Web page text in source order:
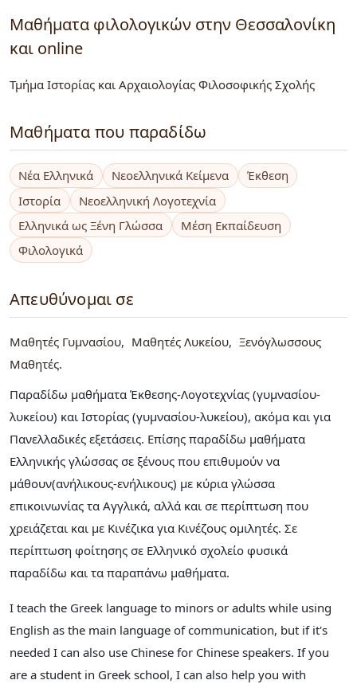
Μαθήματα φιλολογικών στην Θεσσαλονίκη
και online
Τμήμα Ιστορίας και Αρχαιολογίας Φιλοσοφικής Σχολής
Μαθήματα που παραδίδω
Νέα Ελληνικά Νεοελληνικά Κείμενα
Έκθεση
Ιστορία
Νεοελληνική Λογοτεχνία
Ελληνικά ως Ξένη Γλώσσα
Μέση Εκπαίδευση
Φιλολογικά
Απευθύνομαι σε
Μαθητές Γυμνασίου Μαθητές Λυκείου
Ξενόγλωσσους
Μαθητές
Παραδίδω μαθήματα Έκθεσης-Λογοτεχνίας (γυμνασίου-
λυκείου) και Ιστορίας (γυμνασίου-λυκείου), ακόμα και για
Πανελλαδικές εξετάσεις. Επίσης παραδίδω μαθήματα
Ελληνικής γλώσσας σε ξένους που επιθυμούν να
μάθουν(ανήλικους-ενήλικους) με κύρια γλώσσα
επικοινωνίας τα Αγγλικά, αλλά και σε περίπτωση που
χρειάζεται και με Κινέζικα για Κινέζους ομιλητές. Σε
περίπτωση φοίτησης σε Ελληνικό σχολείο φυσικά
παραδίδω και τα παραπάνω μαθήματα.
I teach the Greek language to minors or adults while using
English as the main language of communication, but if it's
needed I can also use Chinese for Chinese speakers. If you
are a student in Greek school, I can also help you with